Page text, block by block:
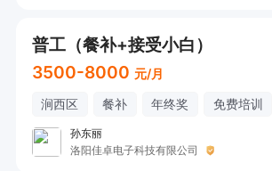
普工（餐补+接受小白）
3500-8000 元/月
涧西区 餐补 年终奖 免费培训
孙东丽
洛阳佳卓电子科技有限公司